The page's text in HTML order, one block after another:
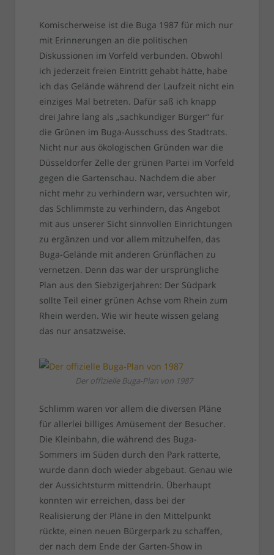
Komischerweise ist die Buga 1987 für mich nur
mit Erinnerungen an die politischen
Diskussionen im Vorfeld verbunden. Obwohl
ich jederzeit freien Eintritt gehabt hätte, habe
ich das Gelände während der Laufzeit nicht ein
einziges Mal betreten. Dafür saß ich knapp
drei Jahre lang als „sachkundiger Bürger“ für
die Grünen im Buga-Ausschuss des Stadtrats.
Nicht nur aus ökologischen Gründen war die
Düsseldorfer Zelle der grünen Partei im Vorfeld
gegen die Gartenschau. Nachdem die aber
nicht mehr zu verhindern war, versuchten wir,
das Schlimmste zu verhindern, das Angebot
mit aus unserer Sicht sinnvollen Einrichtungen
zu ergänzen und vor allem mitzuhelfen, das
Buga-Gelände mit anderen Grünflächen zu
vernetzen. Denn das war der ursprüngliche
Plan aus den Siebzigerjahren: Der Südpark
sollte Teil einer grünen Achse vom Rhein zum
Rhein werden. Wie wir heute wissen gelang
das nur ansatzweise.
Der offizielle Buga-Plan von 1987
Schlimm waren vor allem die diversen Pläne
für allerlei billiges Amüsement der Besucher.
Die Kleinbahn, die während des Buga-
Sommers im Süden durch den Park ratterte,
wurde dann doch wieder abgebaut. Genau wie
der Aussichtsturm mittendrin. Überhaupt
konnten wir erreichen, dass bei der
Realisierung der Pläne in den Mittelpunkt
rückte, einen neuen Bürgerpark zu schaffen,
der nach dem Ende der Garten-Show in